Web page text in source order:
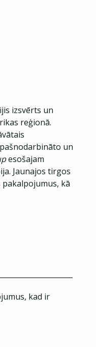
izsvērts un
reģionā.
un
esošajam
Jaunajos tirgos
kā
kad ir